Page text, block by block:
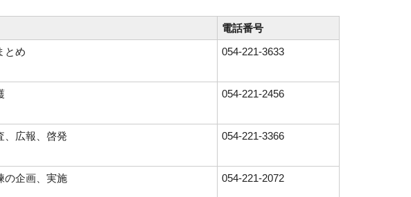
電話番号
とめ 054-221-3633
054-221-2456
、広報、啓発 054-221-3366
の企画、実施 054-221-2072